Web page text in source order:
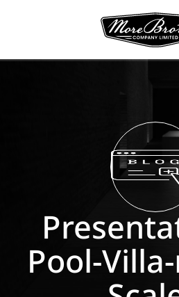
Pool-